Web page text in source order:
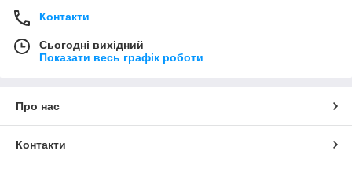
Контакти
Сьогодні вихідний
Показати весь графік роботи
Про нас
Контакти